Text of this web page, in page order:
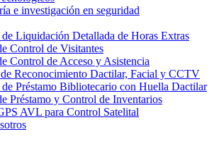
e investigación en seguridad
Liquidación Detallada de Horas Extras
Control de Visitantes
Control de Acceso y Asistencia
de Reconocimiento Dactilar, Facial y CCTV
Préstamo Bibliotecario con Huella Dactilar
Préstamo y Control de Inventarios
AVL para Control Satelital